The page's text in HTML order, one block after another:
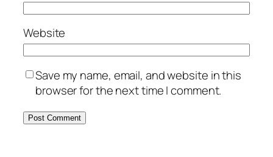
Website
Save my name, email, and website in this
browser for the next time I comment.